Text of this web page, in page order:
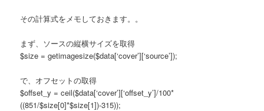
その計算式をメモしておきます。。
まず、ソースの縦横サイズを取得
$size = getimagesize($data[‘cover’][‘source’]);
で、オフセットの取得
$offset_y = ceil($data[‘cover’][‘offset_y’]/100*
((851/$size[0]*$size[1])-315));